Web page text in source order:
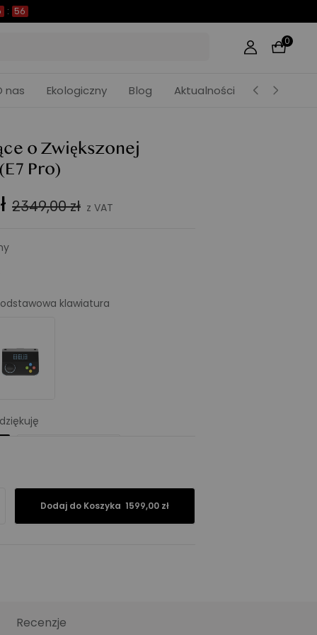
: 54
0
nas Ekologiczny Blog Aktualności
o Zwiększonej
(E7 Pro)
2349,00 zł z VAT
klawiatura
MDF
Dodaj do Koszyka 1599,00 zł
Recenzje